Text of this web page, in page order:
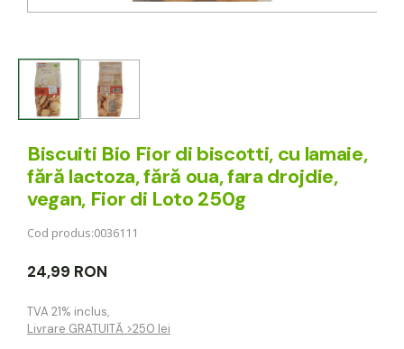
Biscuiti Bio Fior di biscotti, cu lamaie,
fără lactoza, fără oua, fara drojdie,
vegan, Fior di Loto 250g
Cod produs:0036111
24,99 RON
TVA 21% inclus,
Livrare GRATUITĂ >250 lei